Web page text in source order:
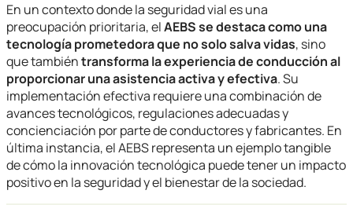
En un contexto donde la seguridad vial es una
preocupación prioritaria, elAEBS se destaca como una
tecnología prometedora que no solo salva vidas, sino
que tambiéntransforma la experiencia de conducción al
proporcionar una asistencia activa y efectiva. Su
implementación efectiva requiere una combinación de
avances tecnológicos, regulaciones adecuadas y
concienciación por parte de conductores y fabricantes. En
última instancia, el AEBS representa un ejemplo tangible
de cómo la innovación tecnológica puede tener un impacto
positivo en la seguridad y el bienestar de la sociedad.